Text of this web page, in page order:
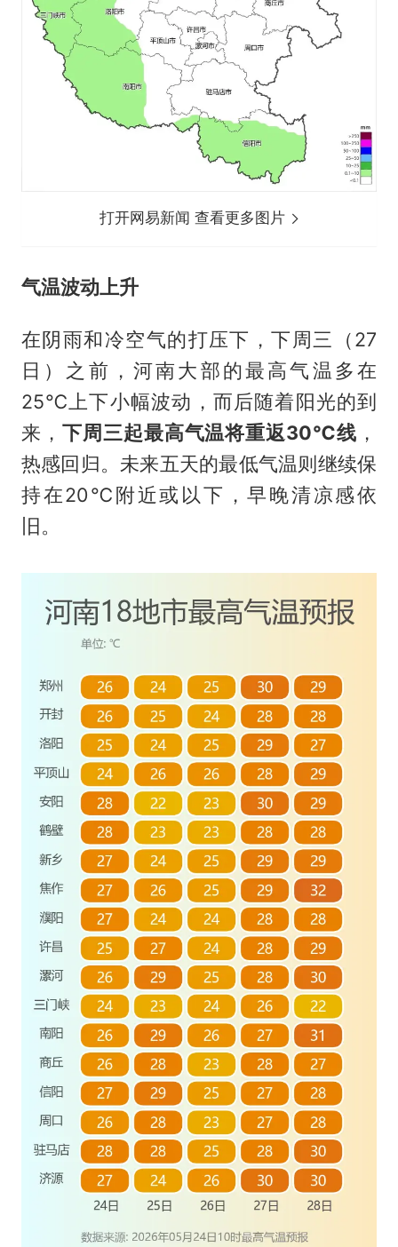
打开网易新闻 查看更多图片
气温波动上升
在阴雨和冷空气的打压下，下周三（27
日）之前，河南大部的最高气温多在
25℃上下小幅波动，而后随着阳光的到
来， 下周三起最高气温将重返30℃线 ，
热感回归。未来五天的最低气温则继续保
持在20℃附近或以下，早晚清凉感依
旧。